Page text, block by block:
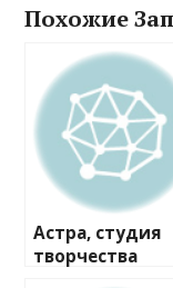
Похожие
Астра, студия
творчества